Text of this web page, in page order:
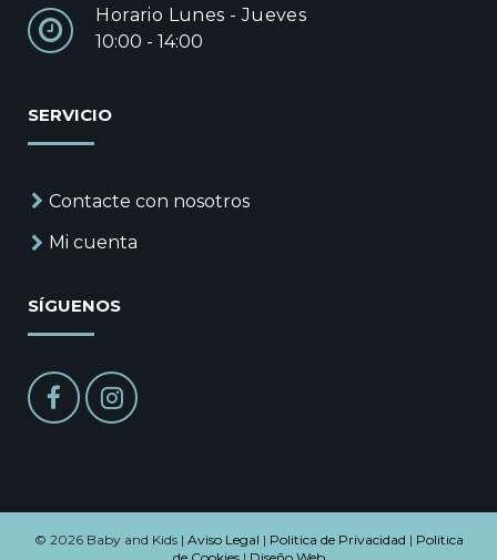
Horario Lunes - Jueves
10:00 - 14:00
SERVICIO
Contacte con nosotros
Mi cuenta
SÍGUENOS
© 2026 Baby and Kids | Aviso Legal | Politica de Privacidad | Politica